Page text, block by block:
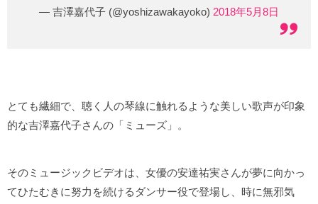
— 吉澤嘉代子 (@yoshizawakayoko) 2018年5月8日
とても繊細で、聴く人の琴線に触れるような美しい歌声が印象
的な吉澤嘉代子さんの「ミューズ」。
そのミュージックビデオは、女優の安達祐実さんが夢に向かっ
てひたむきに努力を続けるダンサー役で登場し、時に無邪気